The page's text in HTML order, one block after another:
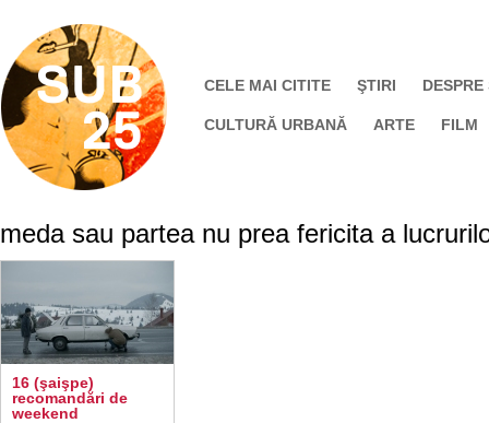
CELE MAI CITITE ŞTIRI DESPRE
CULTURĂ URBANĂ ARTE FILM
meda sau partea nu prea fericita a
16 (şaişpe)
recomandări de
weekend